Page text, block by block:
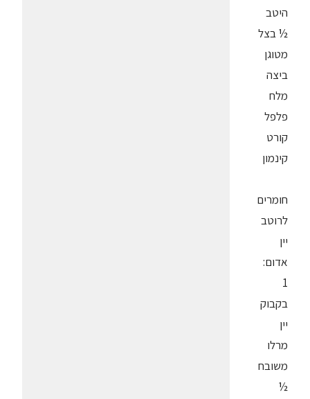
היטב
½ בצל
מטוגן
ביצה
מלח
פלפל
קורט
קינמון
חומרים
לרוטב
יין
אדום:
1
בקבוק
יין
מרלו
משובח
½